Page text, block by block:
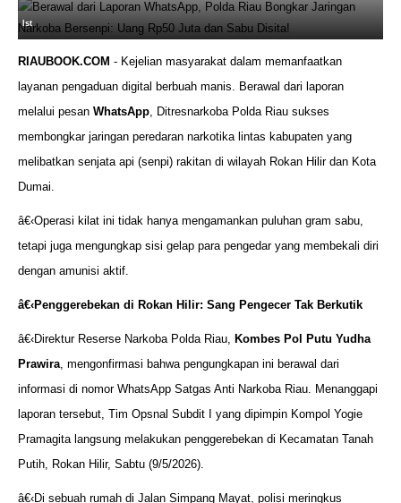
Ist
RIAUBOOK.COM - Kejelian masyarakat dalam memanfaatkan
layanan pengaduan digital berbuah manis. Berawal dari laporan
melalui pesan WhatsApp, Ditresnarkoba Polda Riau sukses
membongkar jaringan peredaran narkotika lintas kabupaten yang
melibatkan senjata api (senpi) rakitan di wilayah Rokan Hilir dan Kota
Dumai.
â€‹Operasi kilat ini tidak hanya mengamankan puluhan gram sabu,
tetapi juga mengungkap sisi gelap para pengedar yang membekali diri
dengan amunisi aktif.
â€‹Penggerebekan di Rokan Hilir: Sang Pengecer Tak Berkutik
â€‹Direktur Reserse Narkoba Polda Riau, Kombes Pol Putu Yudha
Prawira, mengonfirmasi bahwa pengungkapan ini berawal dari
informasi di nomor WhatsApp Satgas Anti Narkoba Riau. Menanggapi
laporan tersebut, Tim Opsnal Subdit I yang dipimpin Kompol Yogie
Pramagita langsung melakukan penggerebekan di Kecamatan Tanah
Putih, Rokan Hilir, Sabtu (9/5/2026).
â€‹Di sebuah rumah di Jalan Simpang Mayat, polisi meringkus